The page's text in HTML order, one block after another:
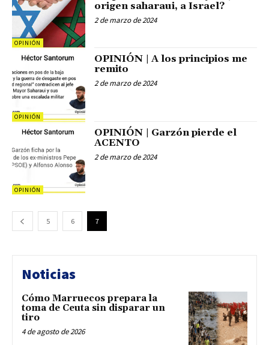
OPINIÓN
origen saharaui, a Israel?
2 de marzo de 2024
OPINIÓN
OPINIÓN | A los principios me
remito
2 de marzo de 2024
OPINIÓN
OPINIÓN | Garzón pierde el
ACENTO
2 de marzo de 2024
5 6 7
Noticias
Cómo Marruecos prepara la
toma de Ceuta sin disparar un
tiro
4 de agosto de 2026